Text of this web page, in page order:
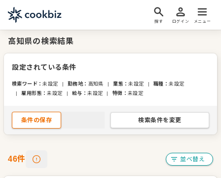
探す ログイン メニュー
高知県の検索結果
設定されている条件
検索ワード ：未設定 | 勤務地： 高知県 | 業態 ：未設定 | 職種 ：未設定
|
雇用形態 ：未設定 | 給与 ：未設定 | 特徴 ：未設定
条件の保存 検索条件を変更
46件 並べ替え